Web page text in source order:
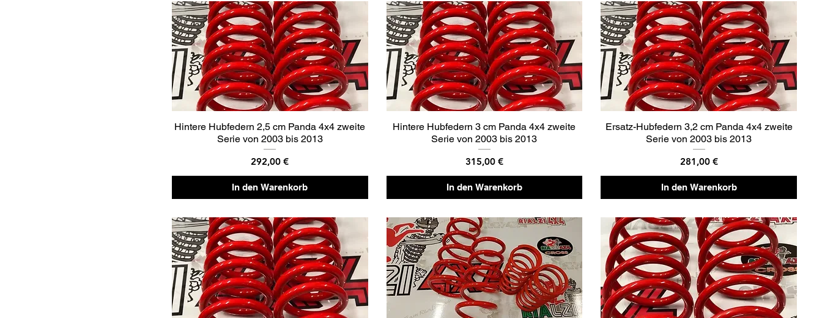
Hintere Hubfedern 2,5 cm Panda 4x4 zweite
Serie von 2003 bis 2013
Preis
292,00 €
In den Warenkorb
Hintere Hubfedern 3 cm Panda 4x4 zweite
Serie von 2003 bis 2013
Preis
315,00 €
In den Warenkorb
Ersatz-Hubfedern 3,2 cm Panda 4x4 zweite
Serie von 2003 bis 2013
Preis
281,00 €
In den Warenkorb